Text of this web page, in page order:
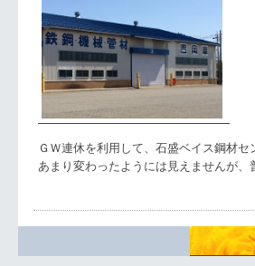
ＧＷ連休を利用して、石盛ベイス鋼材
あまり変わったようには見えませんが